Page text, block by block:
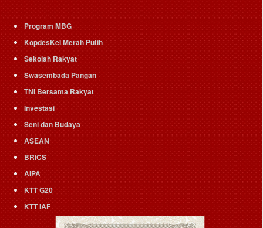
Program MBG
KopdesKel Merah Putih
Sekolah Rakyat
Swasembada Pangan
TNI Bersama Rakyat
Investasi
Seni dan Budaya
ASEAN
BRICS
AIPA
KTT G20
KTT IAF